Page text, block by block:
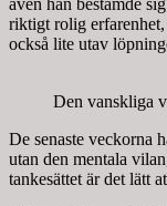
även han bestämde
riktigt rolig erfarenhet,
också lite utav
Den vanskliga
De senaste veckorna
utan den mentala
tankesättet är det lätt